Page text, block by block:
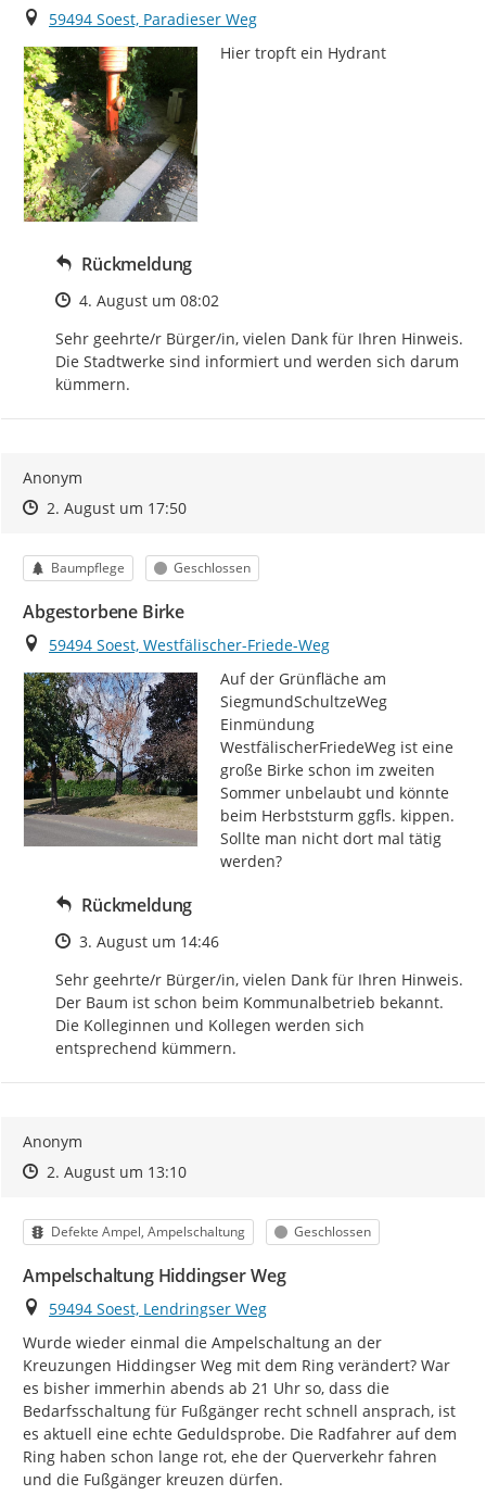
Ort
59494 Soest, Paradieser Weg
Hier tropft ein Hydrant
Rückmeldung
Zeitpunkt des Erstellens
4. August um 08:02
Sehr geehrte/r Bürger/in, vielen Dank für Ihren Hinweis.
Die Stadtwerke sind informiert und werden sich darum
kümmern.
Anonym
Zeitpunkt des Erstellens
Zeitpunkt des Erstellens
2. August um 17:50Zur Äußerung
Kategorie
Baumpflege Status
Geschlossen
Abgestorbene Birke
Ort
59494 Soest, Westfälischer-Friede-Weg
Auf der Grünfläche am
SiegmundSchultzeWeg
Einmündung
WestfälischerFriedeWeg ist eine
große Birke schon im zweiten
Sommer unbelaubt und könnte
beim Herbststurm ggfls. kippen.
Sollte man nicht dort mal tätig
werden?
Rückmeldung
Zeitpunkt des Erstellens
3. August um 14:46
Sehr geehrte/r Bürger/in, vielen Dank für Ihren Hinweis.
Der Baum ist schon beim Kommunalbetrieb bekannt.
Die Kolleginnen und Kollegen werden sich
entsprechend kümmern.
Anonym
Zeitpunkt des Erstellens
Zeitpunkt des Erstellens
2. August um 13:10Zur Äußerung
Kategorie
Defekte Ampel, Ampelschaltung Status
Geschlossen
Ampelschaltung Hiddingser Weg
Ort
59494 Soest, Lendringser Weg
Wurde wieder einmal die Ampelschaltung an der
Kreuzungen Hiddingser Weg mit dem Ring verändert? War
es bisher immerhin abends ab 21 Uhr so, dass die
Bedarfsschaltung für Fußgänger recht schnell ansprach, ist
es aktuell eine echte Geduldsprobe. Die Radfahrer auf dem
Ring haben schon lange rot, ehe der Querverkehr fahren
und die Fußgänger kreuzen dürfen.